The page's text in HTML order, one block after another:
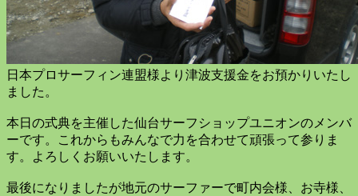
日本プロサーフィン連盟様より津波支援金をお預かりいたし
ました。
本日の式典を主催した仙台サーフショップユニオンのメンバ
ーです。これからもみんなで力を合わせて頑張って参りま
す。よろしくお願いいたします。
最後になりましたが地元のサーファーで町内会様、お寺様、